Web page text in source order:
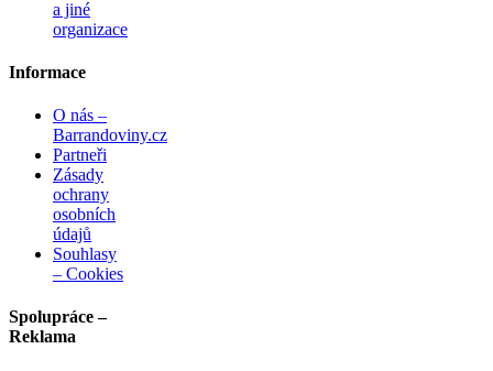
a jiné
organizace
Informace
O nás –
Barrandoviny.cz
Partneři
Zásady
ochrany
osobních
údajů
Souhlasy
– Cookies
Spolupráce –
Reklama